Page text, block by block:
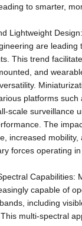
to smarter,
Lightweight
are leading
This trend
and
platforms such
scale surveillance
The
increased
forces operating
Capabilities:
capable of
including
multi-spectral